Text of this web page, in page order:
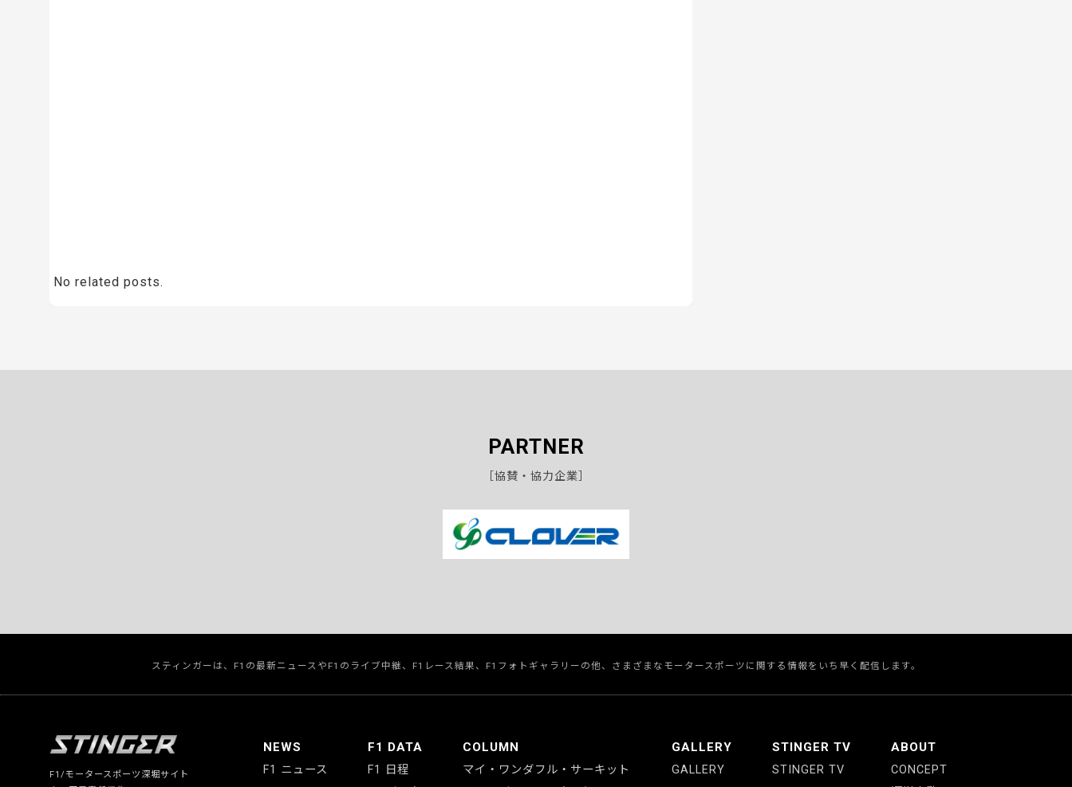
No related posts.
PARTNER
［協賛・協力企業］
スティンガーは、F1の最新ニュースやF1のライブ中継、F1レース結果、F1フォトギャラリーの他、さまざまなモータースポーツに関する情報をいち早く配信します。
F1/モータースポーツ深堀サイト
NEWS
F1 ニュース
F1 DATA
F1 日程
COLUMN
マイ・ワンダフル・サーキット
GALLERY
GALLERY
STINGER TV
STINGER TV
ABOUT
CONCEPT